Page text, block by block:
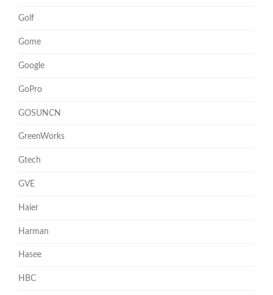
Golf
Gome
Google
GoPro
GOSUNCN
GreenWorks
Gtech
GVE
Haier
Harman
Hasee
HBC